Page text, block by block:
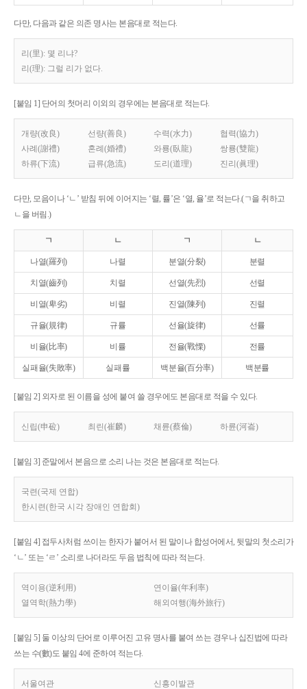
다만, 다음과 같은 의존 명사는 본음대로 적는다.
리(里): 몇 리냐?
리(理): 그럴 리가 없다.
[붙임 1] 단어의 첫머리 이외의 경우에는 본음대로 적는다.
개량(改良) 선량(善良) 수력(水力)
협력(協力)
사례(謝禮)
혼례(婚禮) 와룡(臥龍)
쌍룡(雙龍)
하류(下流)
급류(急流) 도리(道理) 진리(眞理)
다만, 모음이나 ‘ㄴ’ 받침 뒤에 이어지는 ‘렬, 률’은 ‘열, 율’로 적는다.(ㄱ을 취하고
ㄴ을 버림.)
ㄱ ㄴ ㄱ ㄴ
나열(羅列) 나렬 분열(分裂) 분렬
치열(齒列) 치렬 선열(先烈) 선렬
비열(卑劣) 비렬 진열(陳列) 진렬
규율(規律) 규률 선율(旋律) 선률
비율(比率) 비률 전율(戰慄) 전률
실패율(失敗率) 실패률 백분율(百分率) 백분률
[붙임 2] 외자로 된 이름을 성에 붙여 쓸 경우에도 본음대로 적을 수 있다.
신립(申砬) 최린(崔麟) 채륜(蔡倫) 하륜(河崙)
[붙임 3] 준말에서 본음으로 소리 나는 것은 본음대로 적는다.
국련(국제 연합)
한시련(한국 시각 장애인 연합회)
[붙임 4] 접두사처럼 쓰이는 한자가 붙어서 된 말이나 합성어에서, 뒷말의 첫소리가
‘ㄴ’ 또는 ‘ㄹ’ 소리로 나더라도 두음 법칙에 따라 적는다.
역이용(逆利用)
연이율(年利率)
열역학(熱力學)
해외여행(海外旅行)
[붙임 5] 둘 이상의 단어로 이루어진 고유 명사를 붙여 쓰는 경우나 십진법에 따라
쓰는 수(數)도 붙임 4에 준하여 적는다.
서울여관 신흥이발관